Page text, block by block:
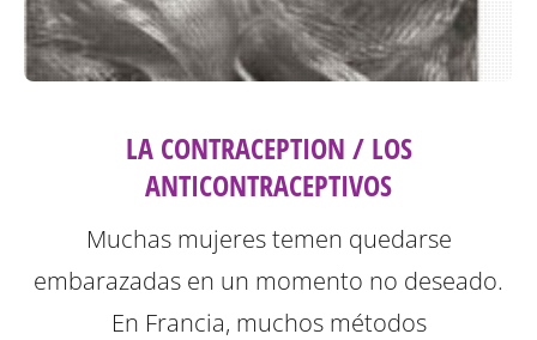
LA CONTRACEPTION / LOS
ANTICONTRACEPTIVOS
Muchas mujeres temen quedarse
embarazadas en un momento no deseado.
En Francia, muchos métodos